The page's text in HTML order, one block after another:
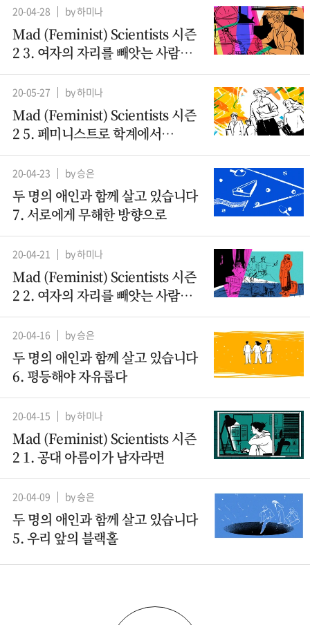
20-04-28 by 하미나
Mad (Feminist) Scientists 시즌
2 3. 여자의 자리를 빼앗는 사람들 -
컴퓨터과학(1)
20-05-27 by 하미나
Mad (Feminist) Scientists 시즌
2 5. 페미니스트로 학계에서
살아남기
20-04-23 by 승은
두 명의 애인과 함께 살고 있습니다
7. 서로에게 무해한 방향으로
20-04-21 by 하미나
Mad (Feminist) Scientists 시즌
2 2. 여자의 자리를 빼앗는 사람들 -
산파
20-04-16 by 승은
두 명의 애인과 함께 살고 있습니다
6. 평등해야 자유롭다
20-04-15 by 하미나
Mad (Feminist) Scientists 시즌
2 1. 공대 아름이가 남자라면
20-04-09 by 승은
두 명의 애인과 함께 살고 있습니다
5. 우리 앞의 블랙홀